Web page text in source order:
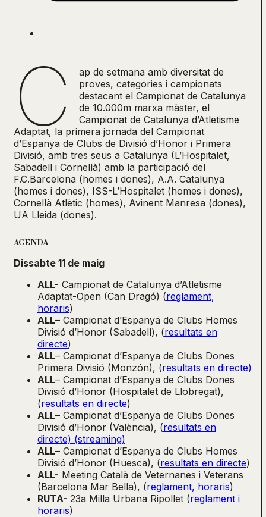
C
ap de setmana amb diversitat de
proves, categories i campionats
destacant el Campionat de Catalunya
de 10.000m marxa màster, el
Campionat de Catalunya d’Atletisme
Adaptat, la primera jornada del Campionat
d’Espanya de Clubs de Divisió d’Honor i Primera
Divisió, amb tres seus a Catalunya (L’Hospitalet,
Sabadell i Cornellà) amb la participació del
F.C.Barcelona (homes i dones), A.A. Catalunya
(homes i dones), ISS-L’Hospitalet (homes i dones),
Cornellà Atlètic (homes), Avinent Manresa (dones),
UA Lleida (dones).
AGENDA
Dissabte 11 de maig
ALL- Campionat de Catalunya d’Atletisme
Adaptat-Open (Can Dragó) (reglament,
horaris)
ALL– Campionat d’Espanya de Clubs Homes
Divisió d’Honor (Sabadell), (resultats en
directe)
ALL– Campionat d’Espanya de Clubs Dones
Primera Divisió (Monzón), (resultats en directe)
ALL– Campionat d’Espanya de Clubs Dones
Divisió d’Honor (Hospitalet de Llobregat),
(resultats en directe)
ALL– Campionat d’Espanya de Clubs Dones
Divisió d’Honor (València), (resultats en
directe) (streaming)
ALL– Campionat d’Espanya de Clubs Homes
Divisió d’Honor (Huesca), (resultats en directe)
ALL- Meeting Català de Veternanes i Veterans
(Barcelona Mar Bella), (reglament, horaris)
RUTA- 23a Milla Urbana Ripollet (reglament i
horaris)